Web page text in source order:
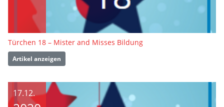
Türchen 18 – Mister and Misses Bildung
Artikel anzeigen
17.12.